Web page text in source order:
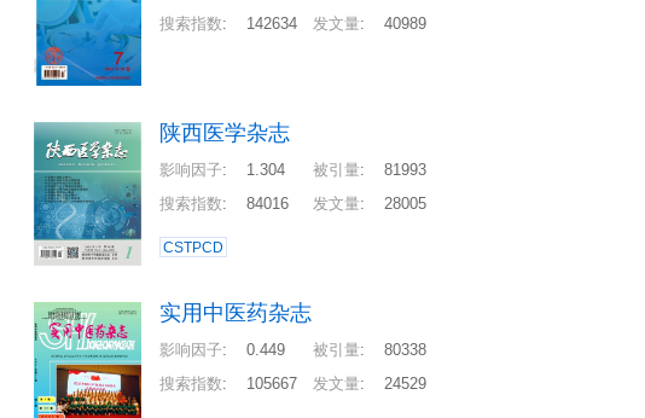
搜索指数: 142634 发文量: 40989
陕西医学杂志
影响因子: 1.304 被引量:
81993
搜索指数: 84016 发文量: 28005
CSTPCD
实用中医药杂志
影响因子: 0.449 被引量:
80338
搜索指数: 105667 发文量: 24529